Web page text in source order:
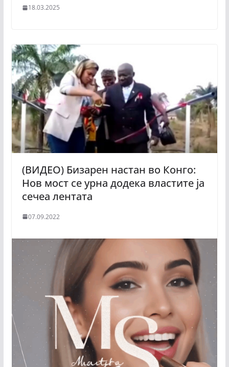
18.03.2025
(ВИДЕО) Бизарен настан во Конго:
Нов мост се урна додека властите ја
сечеа лентата
07.09.2022